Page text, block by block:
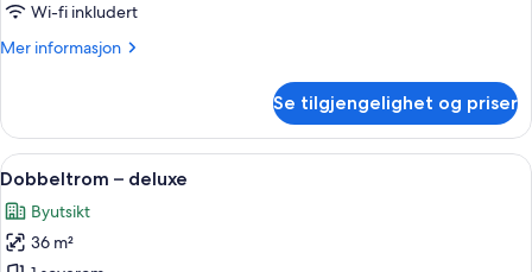
Wi-fi inkludert
Mer informasjon
Mer
–
superior
Se tilgjengelighet og priser
Åpne
alle
bildene
av
Sengetøy i egyptisk bomull,
6
Dobbeltrom – deluxe
Byutsikt
36 m²